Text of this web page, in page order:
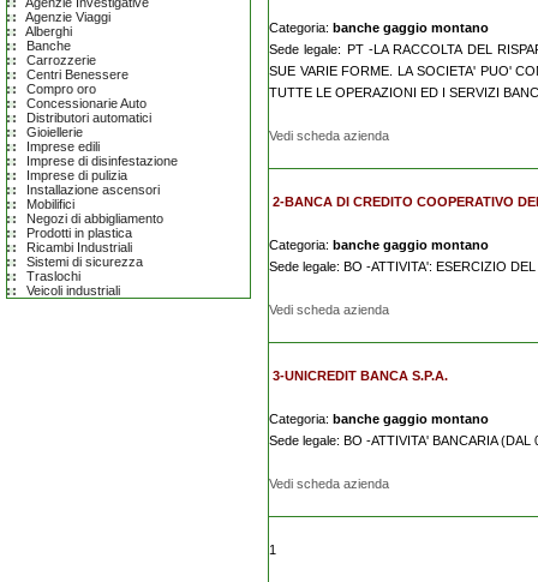
Agenzie Viaggi
Alberghi
Banche
Carrozzerie
Centri Benessere
Compro oro
Concessionarie Auto
Distributori automatici
Gioiellerie
Imprese edili
Imprese di disinfestazione
Imprese di pulizia
Installazione ascensori
Mobilifici
Negozi di abbigliamento
Prodotti in plastica
Ricambi Industriali
Sistemi di sicurezza
Traslochi
Veicoli industriali
Categoria: banche gaggio montano
Sede legale: PT -LA RACCOLTA DEL
SUE VARIE FORME. LA SOCIETA' PUO'
TUTTE LE OPERAZIONI ED I SERVIZI
Vedi scheda azienda
2-BANCA DI CREDITO COOPERATIVO
Categoria: banche gaggio montano
Sede legale: BO -ATTIVITA': ESERCIZIO
Vedi scheda azienda
3-UNICREDIT BANCA S.P.A.
Categoria: banche gaggio montano
Sede legale: BO -ATTIVITA' BANCARIA (DAL
Vedi scheda azienda
1